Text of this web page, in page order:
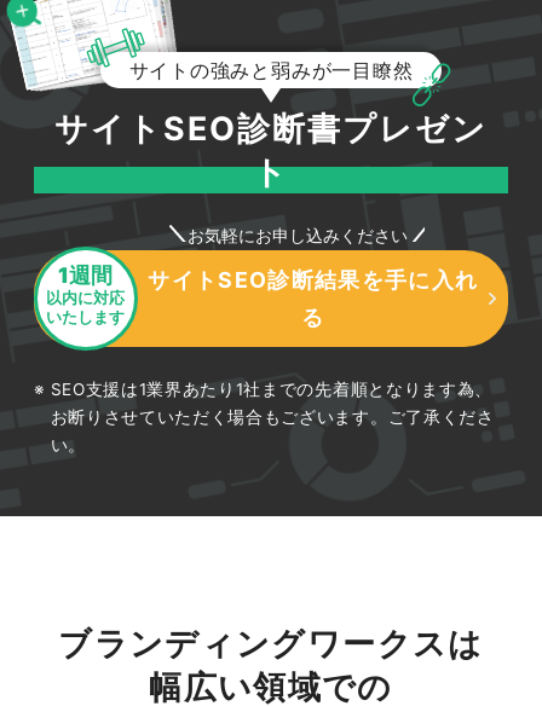
サイトの強みと弱みが一目瞭然
サイトSEO診断書プレゼン
ト
お気軽にお申し込みください
1週間
以内に対応
いたします
サイトSEO診断結果を手に入れ
る
SEO支援は1業界あたり1社までの先着順となります為、
お断りさせていただく場合もございます。ご了承くださ
い。
ブランディングワークスは
幅広い領域での